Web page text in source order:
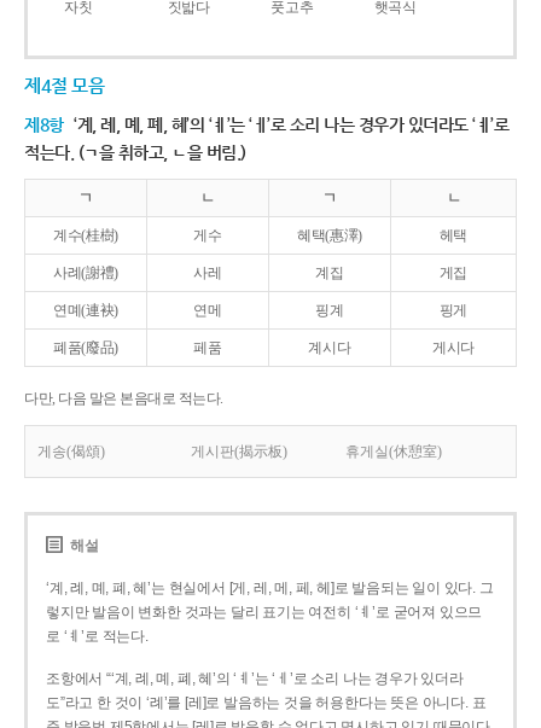
자칫
짓밟다 풋고추 햇곡식
제4절 모음
제8항 ‘계, 례, 몌, 폐, 혜’의 ‘ㅖ’는 ‘ㅔ’로 소리 나는 경우가 있더라도 ‘ㅖ’로
적는다. (ㄱ을 취하고, ㄴ을 버림.)
ㄱ ㄴ ㄱ ㄴ
계수(桂樹) 게수 혜택(惠澤) 헤택
사례(謝禮) 사레 계집 게집
연몌(連袂) 연메 핑계 핑게
폐품(廢品) 페품 계시다 게시다
다만, 다음 말은 본음대로 적는다.
게송(偈頌) 게시판(揭示板) 휴게실(休憩室)
해설
‘계, 례, 몌, 폐, 혜’는 현실에서 [게, 레, 메, 페, 헤]로 발음되는 일이 있다. 그
렇지만 발음이 변화한 것과는 달리 표기는 여전히 ‘ㅖ’로 굳어져 있으므
로 ‘ㅖ’로 적는다.
조항에서 “‘계, 례, 몌, 폐, 혜’의 ‘ㅖ’는 ‘ㅔ’로 소리 나는 경우가 있더라
도”라고 한 것이 ‘례’를 [레]로 발음하는 것을 허용한다는 뜻은 아니다. 표